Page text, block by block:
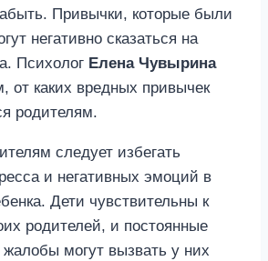
Привычки, которые были
негативно сказаться на
Психолог Елена Чувырина
от каких вредных привычек
родителям.
следует избегать
и негативных эмоций в
Дети чувствительны к
родителей, и постоянные
могут вызвать у них